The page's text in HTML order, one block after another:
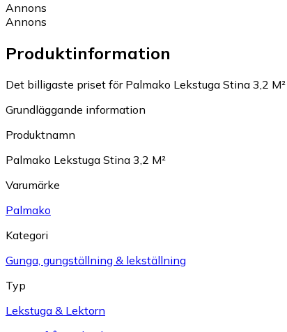
Annons
Annons
Produktinformation
Det billigaste priset för Palmako Lekstuga Stina 3,2
Grundläggande information
Produktnamn
Palmako Lekstuga Stina 3,2 M²
Varumärke
Palmako
Kategori
Gunga, gungställning & lekställning
Typ
Lekstuga & Lektorn